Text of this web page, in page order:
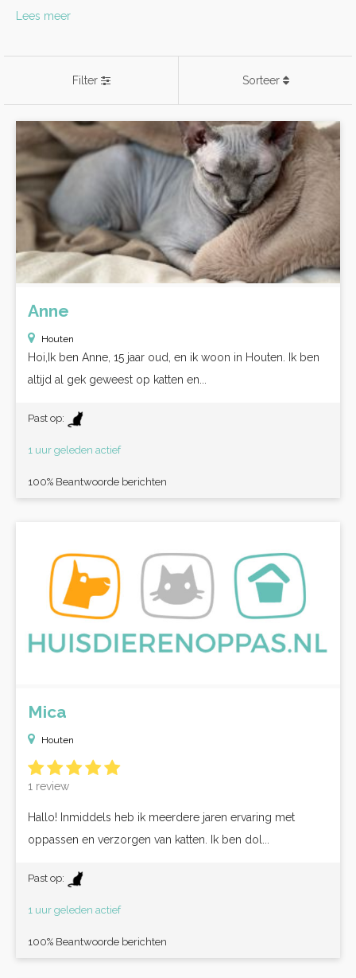
Lees meer
Filter Sorteer
Anne
Houten
Hoi,Ik ben Anne, 15 jaar oud, en ik woon in Houten. Ik ben
altijd al gek geweest op katten en...
Past op:
1 uur geleden actief
100% Beantwoorde berichten
Mica
Houten
1 review
Hallo! Inmiddels heb ik meerdere jaren ervaring met
oppassen en verzorgen van katten. Ik ben dol...
Past op:
1 uur geleden actief
100% Beantwoorde berichten